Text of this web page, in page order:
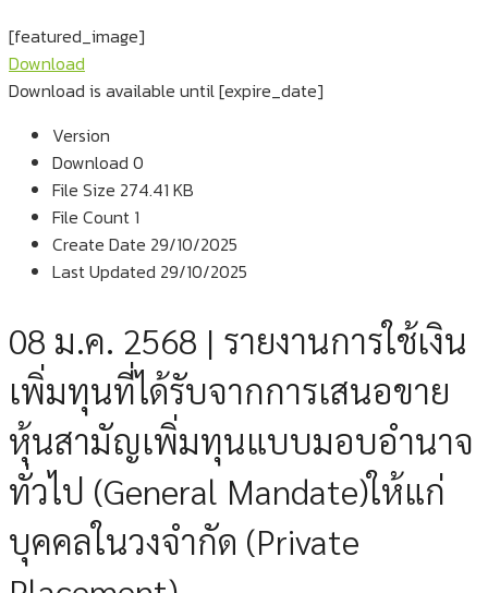
[featured_image]
Download
Download is available until [expire_date]
Version
Download 0
File Size 274.41 KB
File Count 1
Create Date 29/10/2025
Last Updated 29/10/2025
08 ม.ค. 2568 | รายงานการใช้เงิน
เพิ่มทุนที่ได้รับจากการเสนอขาย
หุ้นสามัญเพิ่มทุนแบบมอบอำนาจ
ทั่วไป (General Mandate)ให้แก่
บุคคลในวงจำกัด (Private